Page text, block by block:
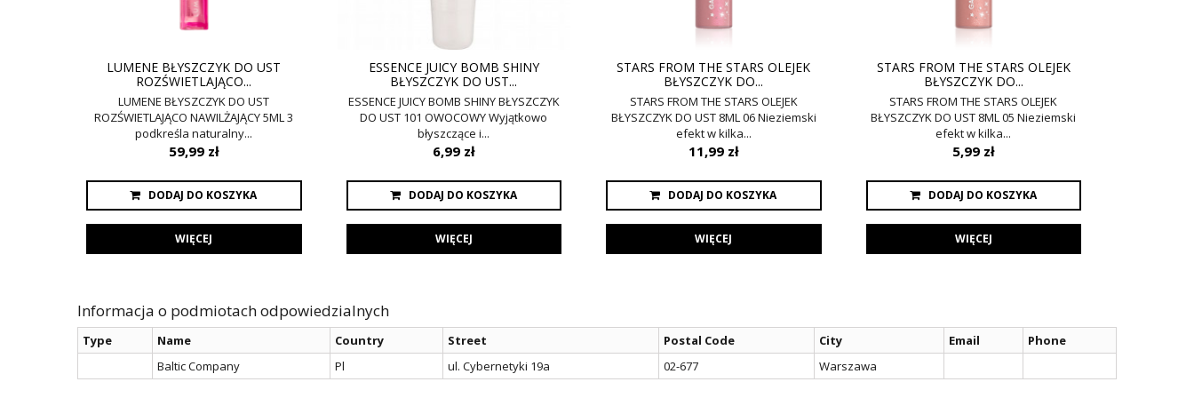
LUMENE BŁYSZCZYK DO UST
ROZŚWIETLAJĄCO...
LUMENE BŁYSZCZYK DO UST
ROZŚWIETLAJĄCO NAWILŻAJĄCY 5ML 3
podkreśla naturalny...
59,99 zł
DODAJ DO KOSZYKA
WIĘCEJ
ESSENCE JUICY BOMB SHINY
BŁYSZCZYK DO UST...
ESSENCE JUICY BOMB SHINY BŁYSZCZYK
DO UST 101 OWOCOWY Wyjątkowo
błyszczące i...
6,99 zł
DODAJ DO KOSZYKA
WIĘCEJ
STARS FROM THE STARS OLEJEK
BŁYSZCZYK DO...
STARS FROM THE STARS OLEJEK
BŁYSZCZYK DO UST 8ML 06 Nieziemski
efekt w kilka...
11,99 zł
DODAJ DO KOSZYKA
WIĘCEJ
STARS FROM THE STARS OLEJEK
BŁYSZCZYK DO...
STARS FROM THE STARS OLEJEK
BŁYSZCZYK DO UST 8ML 05 Nieziemski
efekt w kilka...
5,99 zł
DODAJ DO KOSZYKA
WIĘCEJ
Informacja o podmiotach odpowiedzialnych
Type Name Country Street Postal Code City Email
Phone
Baltic Company
Pl ul. Cybernetyki 19a 02-677 Warszawa